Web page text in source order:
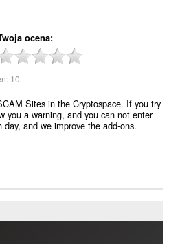
ocena
10
Sites in the Cryptospace. If you try
you a warning, and you can not enter
and we improve the add-ons.